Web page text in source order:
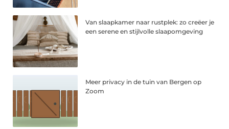
Van slaapkamer naar rustplek: zo creëer je
een serene en stijlvolle slaapomgeving
Meer privacy in de tuin van Bergen op
Zoom